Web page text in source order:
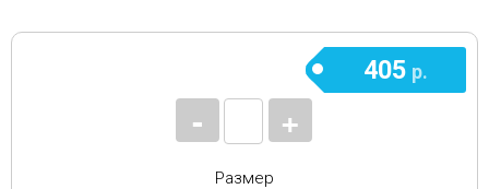
+
-
405 р.
Размер